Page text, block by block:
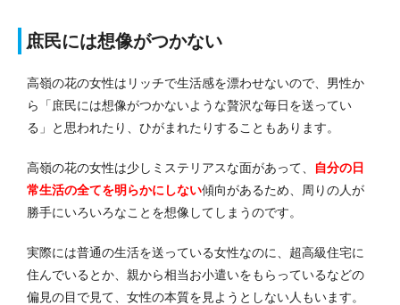
庶民には想像がつかない
高嶺の花の女性はリッチで生活感を漂わせないので、男性か
ら「庶民には想像がつかないような贅沢な毎日を送ってい
る」と思われたり、ひがまれたりすることもあります。
高嶺の花の女性は少しミステリアスな面があって、
自分の日
常生活の全てを明らかにしない傾向があるため、周りの人が
勝手にいろいろなことを想像してしまうのです。
実際には普通の生活を送っている女性なのに、超高級住宅に
住んでいるとか、親から相当お小遣いをもらっているなどの
偏見の目で見て、女性の本質を見ようとしない人もいます。